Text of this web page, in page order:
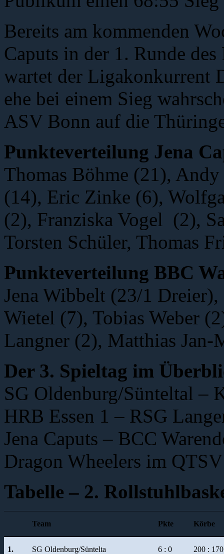
Bereits am kommenden
Caputs in der 1. Runde
wartet der Ligakonkurrent
ehe bei einem Sieg
ASV Bonn auf die
Punkteverteilung Jena
Thomas Böhme (21),
(14), Eric Zinke (6),
(2), Franziska Vogel (2),
Torsten Schüler, Thomas
Punkteverteilung BBC
Jena Wibbelt (23/1
Wietel (7), Tobias Weber
Langner (2), Matthias Jan-
Der 3. Spieltag im
SG Oldenburg/Sünteltal –
HRB Essen 1 – RSG
Jena Caputs – BCC
Dragon Wheelers im
Tabelle – 2.
Team Pkte Körbe
1. SG Oldenburg/Süntelta 6 : 0 200 : 170